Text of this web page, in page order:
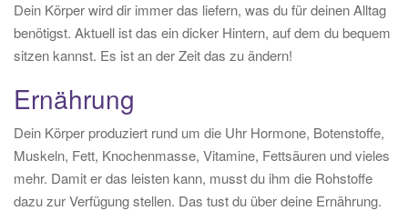
Dein Körper wird dir immer das liefern, was du für deinen Alltag
benötigst. Aktuell ist das ein dicker Hintern, auf dem du bequem
sitzen kannst. Es ist an der Zeit das zu ändern!
Ernährung
Dein Körper produziert rund um die Uhr Hormone, Botenstoffe,
Muskeln, Fett, Knochenmasse, Vitamine, Fettsäuren und vieles
mehr. Damit er das leisten kann, musst du ihm die Rohstoffe
dazu zur Verfügung stellen. Das tust du über deine Ernährung.